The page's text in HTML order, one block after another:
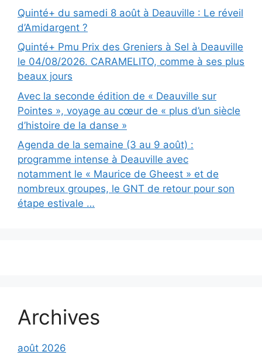
Quinté+ du samedi 8 août à Deauville : Le réveil
d’Amidargent ?
Quinté+ Pmu Prix des Greniers à Sel à Deauville
le 04/08/2026. CARAMELITO, comme à ses plus
beaux jours
Avec la seconde édition de « Deauville sur
Pointes », voyage au cœur de « plus d’un siècle
d’histoire de la danse »
Agenda de la semaine (3 au 9 août) :
programme intense à Deauville avec
notamment le « Maurice de Gheest » et de
nombreux groupes, le GNT de retour pour son
étape estivale …
Archives
août 2026